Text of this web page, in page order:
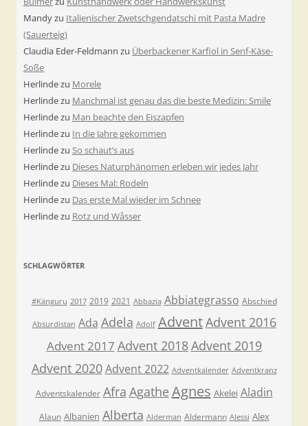
Mandyzu Italienischer Zwetschgendatschi mit Pasta Madre
(Sauerteig)
Claudia Eder-Feldmann zu Überbackener Karfiol in Senf-Käse-
Soße
Herlindezu Morele
Herlindezu Manchmal ist genau das die beste Medizin: Smile
Herlindezu Man beachte den Eiszapfen
Herlindezu In die Jahre gekommen
Herlindezu So schaut’s aus
Herlindezu Dieses Naturphänomen erleben wir jedes Jahr
Herlindezu Dieses Mal: Rodeln
Herlindezu Das erste Mal wieder im Schnee
Herlindezu Rotz und Wåsser
SCHLAGWÖRTER
#Känguru 2017 2019 2021 Abbazia Abbiategrasso Abschied
Absurdistan Ada Adela Adolf AdventAdvent 2016
Advent 2017 Advent 2018Advent 2019
Advent 2020 Advent 2022 Adventkalender Adventkranz
Adventskalender Afra Agathe Agnes Akelei Aladin
Alaun Albanien Alberta Alderman Aldermann Alessi Alex